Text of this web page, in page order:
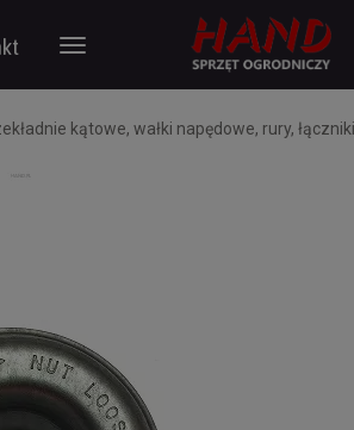
kątowe, wałki napędowe, rury,